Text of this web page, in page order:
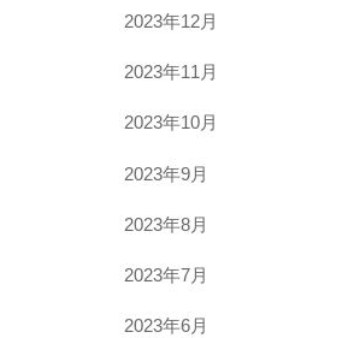
2023年12月
2023年11月
2023年10月
2023年9月
2023年8月
2023年7月
2023年6月